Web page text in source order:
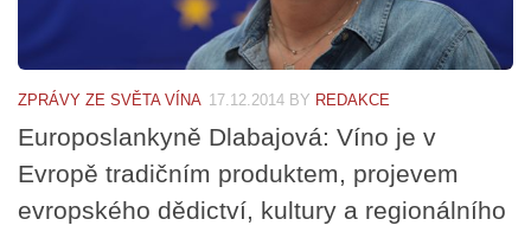
ZPRÁVY ZE SVĚTA VÍNA 17.12.2014 BY REDAKCE
Europoslankyně Dlabajová: Víno je v
Evropě tradičním produktem, projevem
evropského dědictví, kultury a regionálního